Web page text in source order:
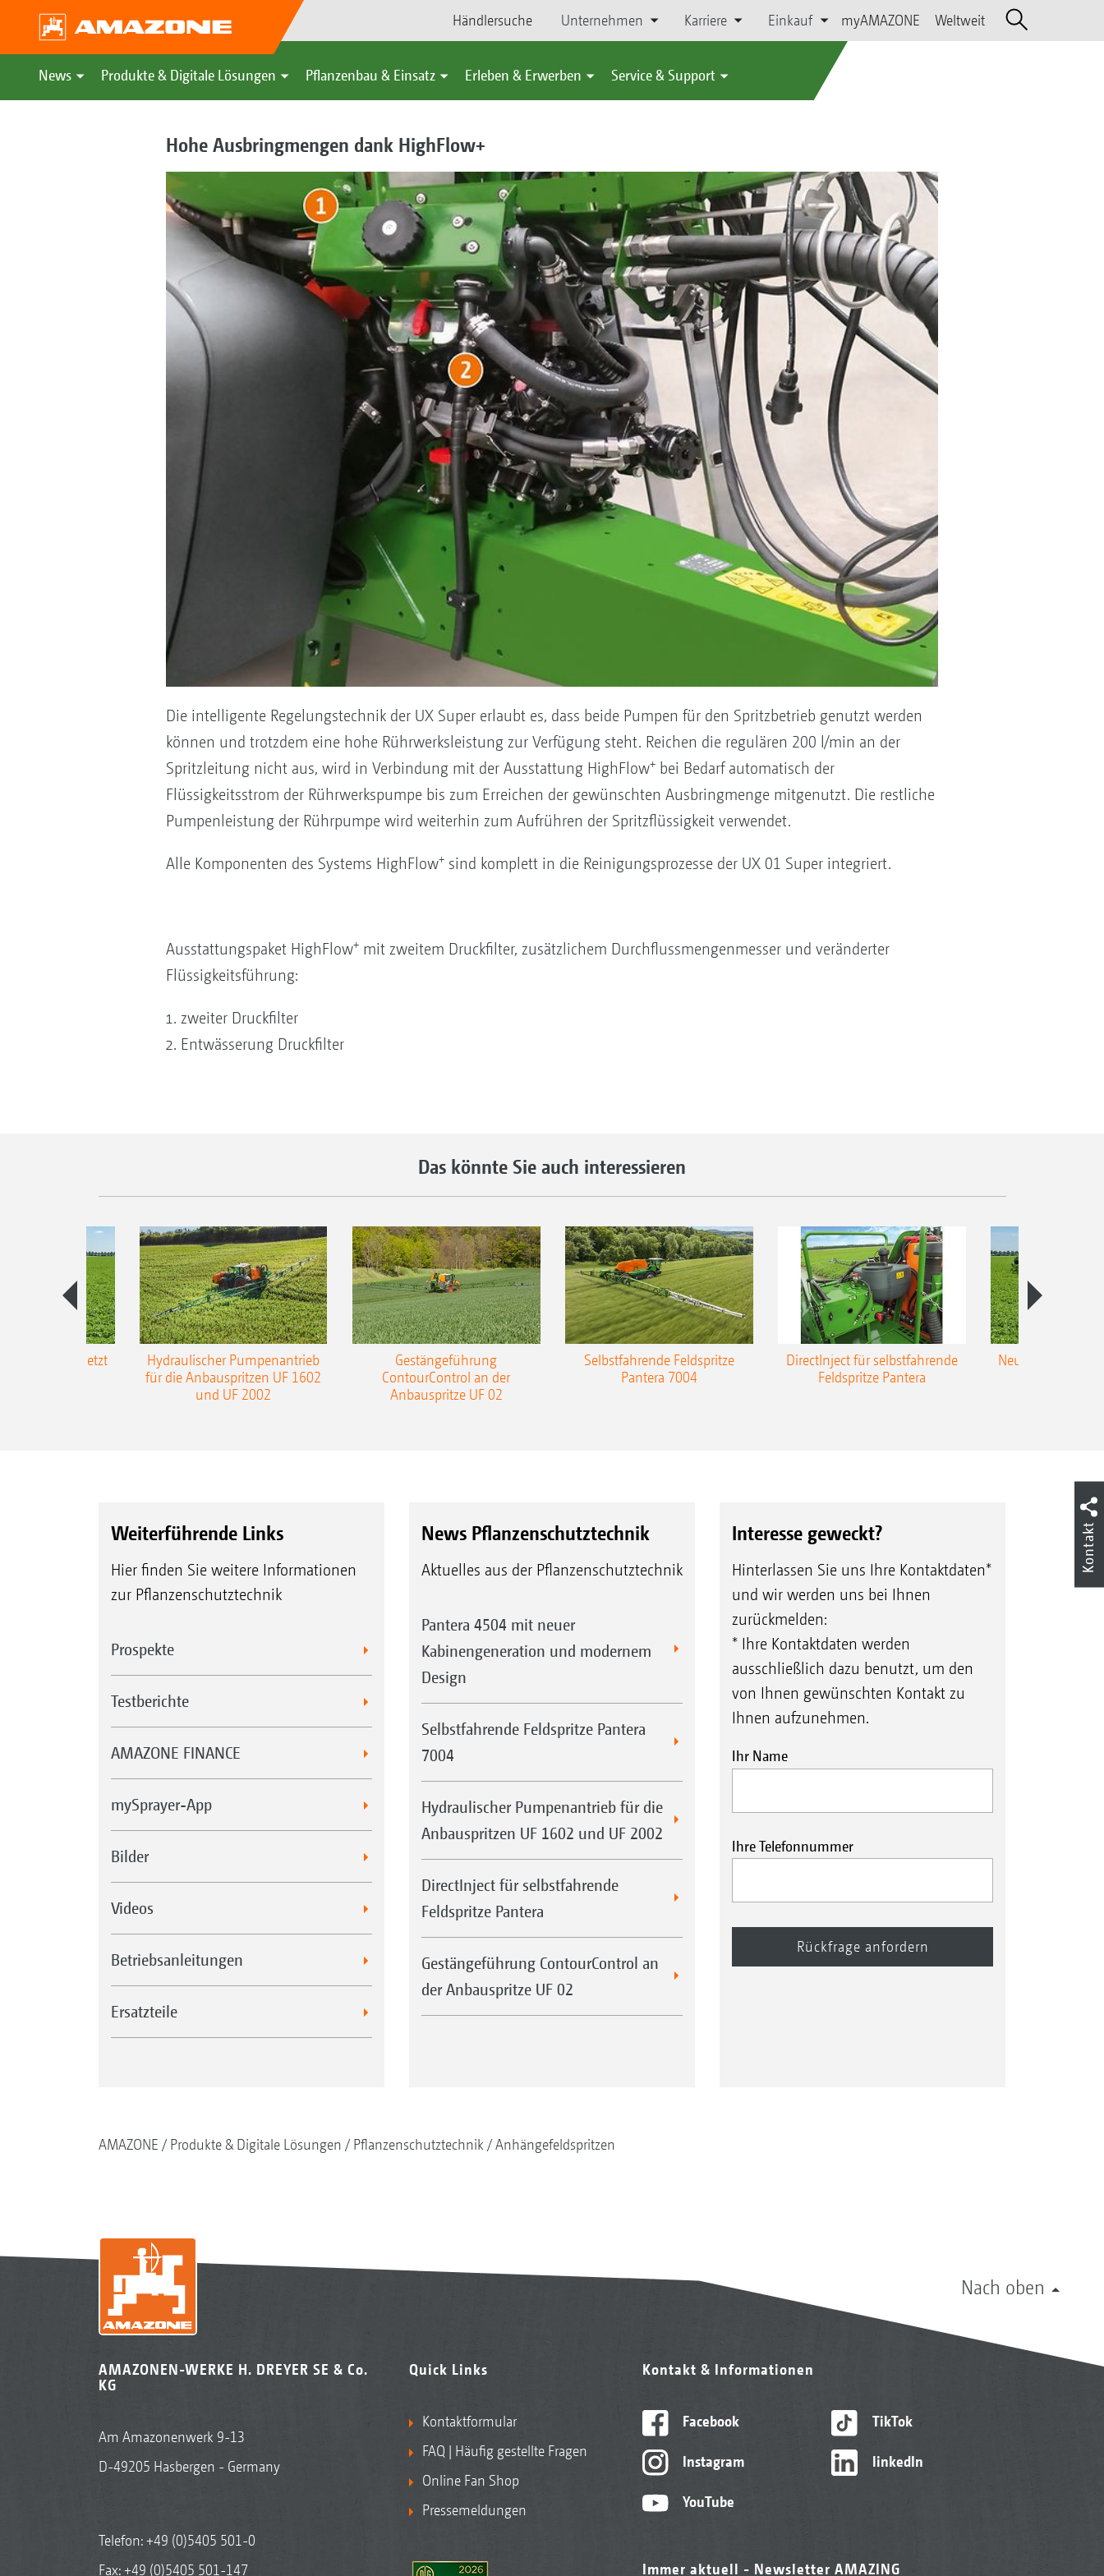
Händlersuche Unternehmen Karriere Einkauf myAMAZONE Weltweit
News Produkte & Digitale Lösungen Pflanzenbau & Einsatz Erleben & Erwerben Service & Support
Hohe Ausbringmengen dank HighFlow+
Die intelligente Regelungstechnik der UX Super erlaubt es, dass beide Pumpen für den Spritzbetrieb genutzt werden
können und trotzdem eine hohe Rührwerksleistung zur Verfügung steht. Reichen die regulären 200 l/min an der
Spritzleitung nicht aus, wird in Verbindung mit der Ausstattung HighFlow+bei Bedarf automatisch der
Flüssigkeitsstrom der Rührwerkspumpe bis zum Erreichen der gewünschten Ausbringmenge mitgenutzt. Die restliche
Pumpenleistung der Rührpumpe wird weiterhin zum Aufrühren der Spritzflüssigkeit verwendet.
Alle Komponenten des Systems HighFlow+sind komplett in die Reinigungsprozesse der UX 01 Super integriert.
Ausstattungspaket HighFlow+mit zweitem Druckfilter, zusätzlichem Durchflussmengenmesser und veränderter
Flüssigkeitsführung:
zweiter Druckfilter
Entwässerung Druckfilter
Das könnte Sie auch interessieren
L3-Gestänge jetzt
Hydraulischer Pumpenantrieb
für die Anbauspritzen UF 1602
und UF 2002
Gestängeführung
ContourControl an der
Anbauspritze UF 02
Selbstfahrende Feldspritze
Pantera 7004
DirectInject für selbstfahrende
Feldspritze Pantera
Neue Super-L3-
Weiterführende Links
Hier finden Sie weitere Informationen
zur Pflanzenschutztechnik
Prospekte
Testberichte
AMAZONE FINANCE
mySprayer-App
Bilder
Videos
Betriebsanleitungen
Ersatzteile
News Pflanzenschutztechnik
Aktuelles aus der Pflanzenschutztechnik
Pantera 4504 mit neuer
Kabinengeneration und modernem
Design
Selbstfahrende Feldspritze Pantera
7004
Hydraulischer Pumpenantrieb für die
Anbauspritzen UF 1602 und UF 2002
DirectInject für selbstfahrende
Feldspritze Pantera
Gestängeführung ContourControl an
der Anbauspritze UF 02
Interesse geweckt?
Hinterlassen Sie uns Ihre Kontaktdaten*
und wir werden uns bei Ihnen
zurückmelden:
* Ihre Kontaktdaten werden
ausschließlich dazu benutzt, um den
von Ihnen gewünschten Kontakt zu
Ihnen aufzunehmen.
Ihr Name
Ihre Telefonnummer
AMAZONE Produkte & Digitale Lösungen Pflanzenschutztechnik Anhängefeldspritzen
Nach oben
AMAZONEN-WERKE H. DREYER SE & Co.
KG
Am Amazonenwerk 9-13
D-49205 Hasbergen - Germany
Telefon:+49 (0)5405 501-0
Fax: +49 (0)5405 501-147
Quick Links
Kontaktformular
FAQ | Häufig gestellte Fragen
Online Fan Shop
Pressemeldungen
Kontakt & Informationen
Facebook
Instagram
YouTube
TikTok
linkedIn
Immer aktuell - Newsletter AMAZING
Kontakt